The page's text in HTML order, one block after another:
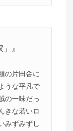
』
の片田舎に
うな平凡で
の一味だっ
きな若いロ
みずみずし